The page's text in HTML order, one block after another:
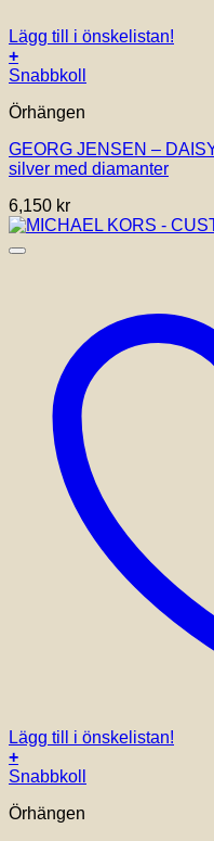
Lägg till i önskelistan!
+
Snabbkoll
Örhängen
GEORG JENSEN –
silver med diamanter
6,150 kr
Lägg till i önskelistan!
+
Snabbkoll
Örhängen